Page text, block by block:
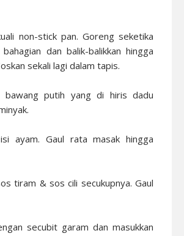
non-stick pan. Goreng seketika
dan balik-balikkan hingga
sekali lagi dalam tapis.
bawang putih yang di hiris dadu
ayam. Gaul rata masak hingga
tiram & sos cili secukupnya. Gaul
secubit garam dan masukkan